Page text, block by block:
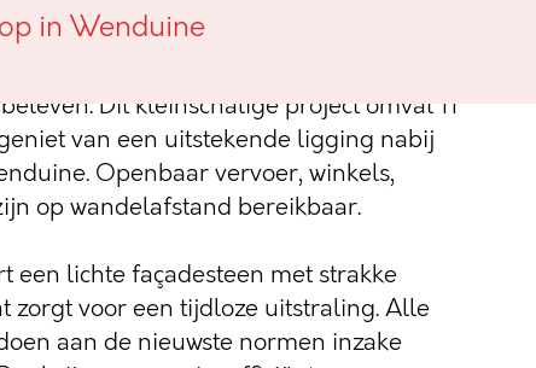
in Wenduine
Lauhaz gestaag. De ruwbouw is reeds
Dit kleinschalige project omvat 11
van een uitstekende ligging nabij
Openbaar vervoer, winkels,
op wandelafstand bereikbaar.
een lichte façadesteen met strakke
zorgt voor een tijdloze uitstraling. Alle
aan de nieuwste normen inzake